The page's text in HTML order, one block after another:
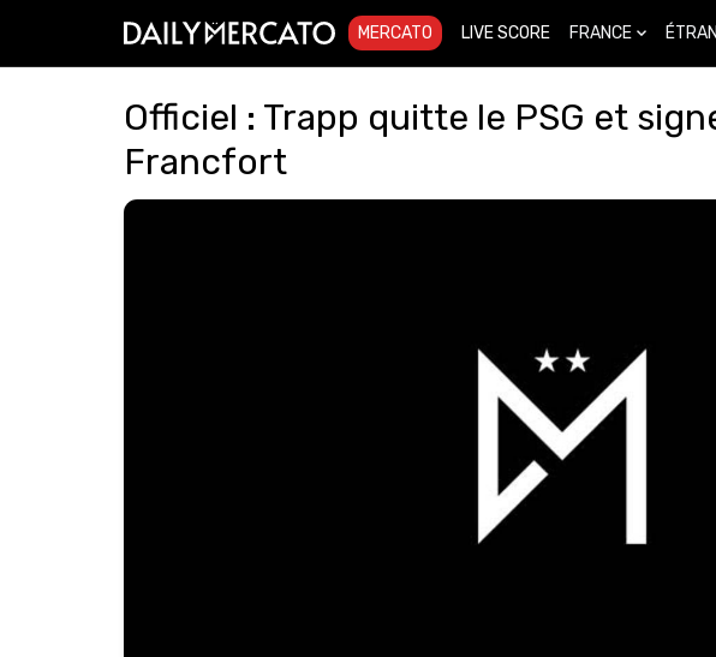
MERCATO LIVE SCORE FRANCE
Officiel : Trapp quitte le PSG et
Francfort